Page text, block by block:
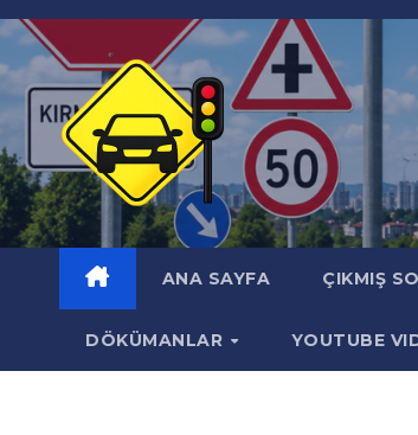
Skip
content
ANA SAYFA ÇIKMIŞ
DÖKÜMANLAR YOUTUBE